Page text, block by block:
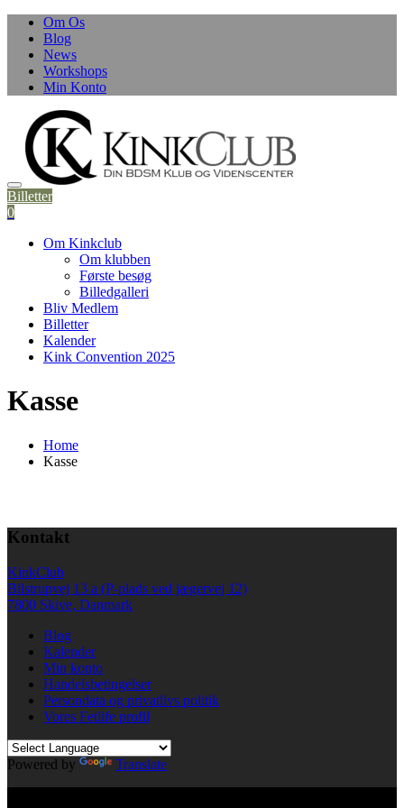
Om Os
Blog
News
Workshops
Min Konto
Billetter
0
Om Kinkclub
Om klubben
Første besøg
Billedgalleri
Bliv Medlem
Billetter
Kalender
Kink Convention 2025
Kasse
Home
Kasse
Kontakt
KinkClub
Bilstrupvej 13 a (P-plads ved jægervej 12)
7800 Skive, Danmark
Blog
Kalender
Min konto
Handelsbetingelser
Persondata og privatlivs politik
Vores Fetlife profil
Powered by
Translate